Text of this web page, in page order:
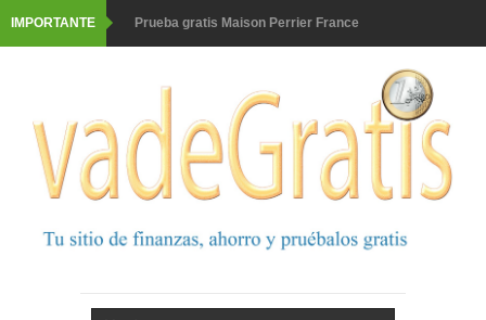
IMPORTANTE Prueba gratis Maison Perrier France
Corona te regala un velero inolvidable en velero y más
premios
Comprar Asevi tiene premio, nevera y un año de
productos